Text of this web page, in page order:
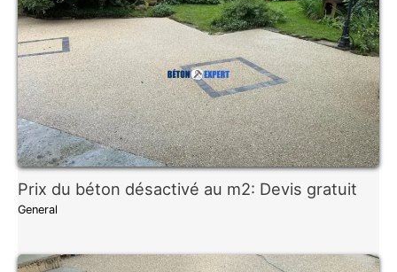
Prix du béton désactivé au m2: Devis gratuit
General